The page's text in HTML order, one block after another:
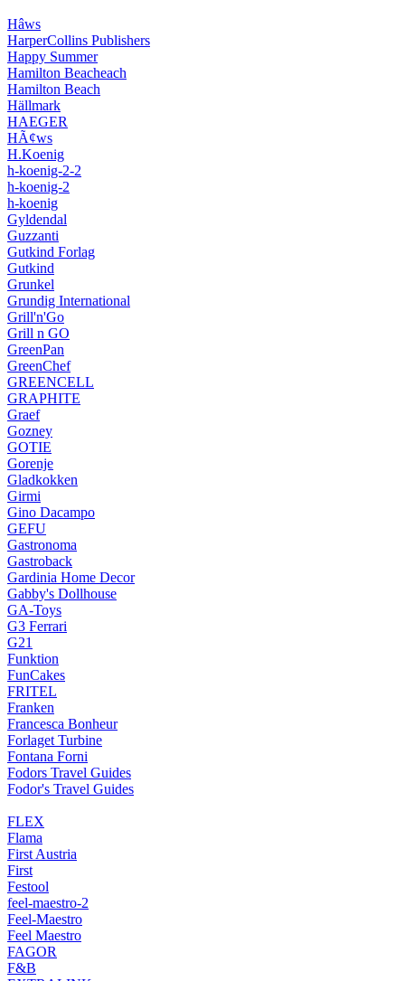
Hâws
HarperCollins Publishers
Happy Summer
Hamilton Beacheach
Hamilton Beach
Hällmark
HAEGER
HÃ¢ws
H.Koenig
h-koenig-2-2
h-koenig-2
h-koenig
Gyldendal
Guzzanti
Gutkind Forlag
Gutkind
Grunkel
Grundig International
Grill'n'Go
Grill n GO
GreenPan
GreenChef
GREENCELL
GRAPHITE
Graef
Gozney
GOTIE
Gorenje
Gladkokken
Girmi
Gino Dacampo
GEFU
Gastronoma
Gastroback
Gardinia Home Decor
Gabby's Dollhouse
GA-Toys
G3 Ferrari
G21
Funktion
FunCakes
FRITEL
Franken
Francesca Bonheur
Forlaget Turbine
Fontana Forni
Fodors Travel Guides
Fodor's Travel Guides
FLEX
Flama
First Austria
First
Festool
feel-maestro-2
Feel-Maestro
Feel Maestro
FAGOR
F&B